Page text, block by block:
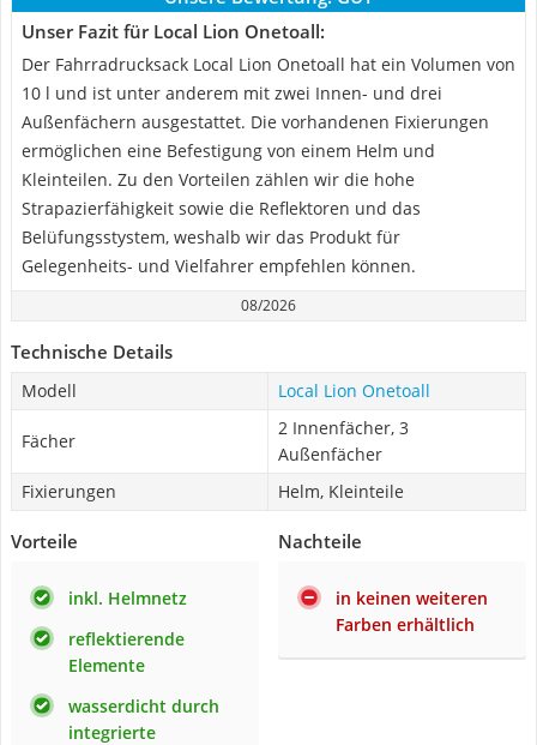
Unser Fazit für Local Lion Onetoall:
Der Fahrradrucksack Local Lion Onetoall hat ein Volumen von
10 l und ist unter anderem mit zwei Innen- und drei
Außenfächern ausgestattet. Die vorhandenen Fixierungen
ermöglichen eine Befestigung von einem Helm und
Kleinteilen. Zu den Vorteilen zählen wir die hohe
Strapazierfähigkeit sowie die Reflektoren und das
Belüfungsstystem, weshalb wir das Produkt für
Gelegenheits- und Vielfahrer empfehlen können.
08/2026
Technische Details
Modell Local Lion Onetoall
Fächer
2 Innenfächer, 3
Außenfächer
Fixierungen
Helm, Kleinteile
Vorteile
inkl. Helmnetz
reflektierende
Elemente
wasserdicht durch
integrierte
Nachteile
in keinen weiteren
Farben erhältlich